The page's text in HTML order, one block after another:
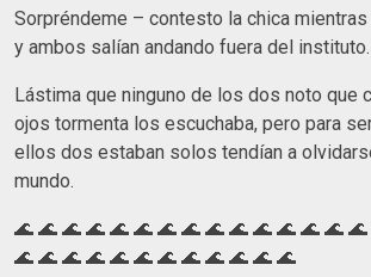
Sorpréndeme – contesto la chica mientras
y ambos salían andando fuera del instituto.
Lástima que ninguno de los dos noto que
ojos tormenta los escuchaba, pero para
ellos dos estaban solos tendían a
mundo.
🌊 🌊 🌊 🌊 🌊 🌊 🌊 🌊 🌊 🌊 🌊 🌊 🌊 🌊
🌊 🌊 🌊 🌊 🌊 🌊 🌊 🌊 🌊 🌊 🌊 🌊